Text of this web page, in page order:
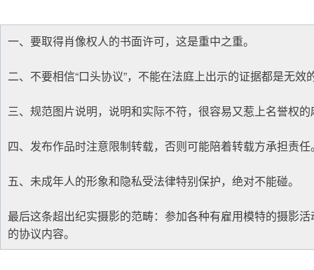
一、要取得肖像权人的书面许可，这是重中之重。
二、不要相信“口头协议”，不能在法庭上出示的证据都是无效
三、规范图片说明，说明和实际不符，很容易又惹上名誉权的
四、发布作品时注意限制转载，否则可能陪着转载方承担责任
五、未成年人的形象和隐私受法律特别保护，绝对不能碰。
最后这条超出纪实摄影的范畴：参加各种有雇用模特的摄影
的协议内容。